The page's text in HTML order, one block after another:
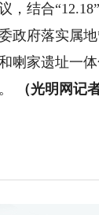
结合“12.18”
政府落实属
喇家遗址一
（光明网记